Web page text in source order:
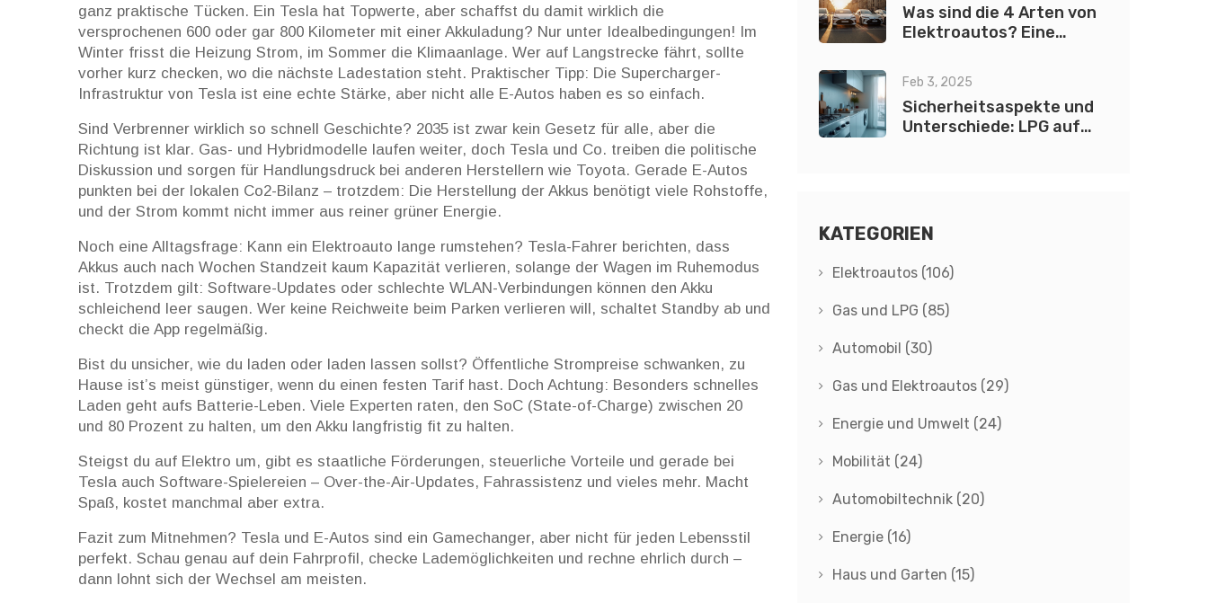
ganz praktische Tücken. Ein Tesla hat Topwerte, aber schaffst du damit wirklich die
versprochenen 600 oder gar 800 Kilometer mit einer Akkuladung? Nur unter Idealbedingungen! Im
Winter frisst die Heizung Strom, im Sommer die Klimaanlage. Wer auf Langstrecke fährt, sollte
vorher kurz checken, wo die nächste Ladestation steht. Praktischer Tipp: Die Supercharger-
Infrastruktur von Tesla ist eine echte Stärke, aber nicht alle E-Autos haben es so einfach.
Sind Verbrenner wirklich so schnell Geschichte? 2035 ist zwar kein Gesetz für alle, aber die
Richtung ist klar. Gas- und Hybridmodelle laufen weiter, doch Tesla und Co. treiben die politische
Diskussion und sorgen für Handlungsdruck bei anderen Herstellern wie Toyota. Gerade E-Autos
punkten bei der lokalen Co2-Bilanz – trotzdem: Die Herstellung der Akkus benötigt viele Rohstoffe,
und der Strom kommt nicht immer aus reiner grüner Energie.
Noch eine Alltagsfrage: Kann ein Elektroauto lange rumstehen? Tesla-Fahrer berichten, dass
Akkus auch nach Wochen Standzeit kaum Kapazität verlieren, solange der Wagen im Ruhemodus
ist. Trotzdem gilt: Software-Updates oder schlechte WLAN-Verbindungen können den Akku
schleichend leer saugen. Wer keine Reichweite beim Parken verlieren will, schaltet Standby ab und
checkt die App regelmäßig.
Bist du unsicher, wie du laden oder laden lassen sollst? Öffentliche Strompreise schwanken, zu
Hause ist’s meist günstiger, wenn du einen festen Tarif hast. Doch Achtung: Besonders schnelles
Laden geht aufs Batterie-Leben. Viele Experten raten, den SoC (State-of-Charge) zwischen 20
und 80 Prozent zu halten, um den Akku langfristig fit zu halten.
Steigst du auf Elektro um, gibt es staatliche Förderungen, steuerliche Vorteile und gerade bei
Tesla auch Software-Spielereien – Over-the-Air-Updates, Fahrassistenz und vieles mehr. Macht
Spaß, kostet manchmal aber extra.
Fazit zum Mitnehmen? Tesla und E-Autos sind ein Gamechanger, aber nicht für jeden Lebensstil
perfekt. Schau genau auf dein Fahrprofil, checke Lademöglichkeiten und rechne ehrlich durch –
dann lohnt sich der Wechsel am meisten.
Was sind die 4 Arten von
Elektroautos? Eine
2025
Feb 3, 2025
Sicherheitsaspekte und
Unterschiede: LPG auf
KATEGORIEN
Elektroautos (106)
Gas und LPG (85)
Automobil (30)
Gas und Elektroautos (29)
Energie und Umwelt (24)
Mobilität (24)
Automobiltechnik (20)
Energie (16)
Haus und Garten (15)